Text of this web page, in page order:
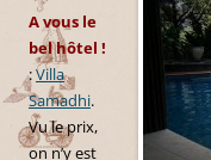
A vous le
bel hôtel !
:Villa
Samadhi.
Vu le prix,
on n’y est